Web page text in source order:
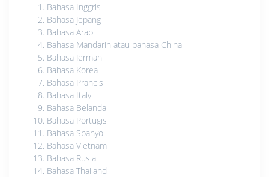
Bahasa Inggris
Bahasa Jepang
Bahasa Arab
Bahasa Mandarin atau bahasa China
Bahasa Jerman
Bahasa Korea
Bahasa Prancis
Bahasa Italy
Bahasa Belanda
Bahasa Portugis
Bahasa Spanyol
Bahasa Vietnam
Bahasa Rusia
Bahasa Thailand